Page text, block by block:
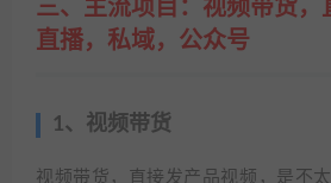
三、主流项目：视频带货，
直播，私域，公众号
1、视频带货
视频带货，直接发产品视频，是不